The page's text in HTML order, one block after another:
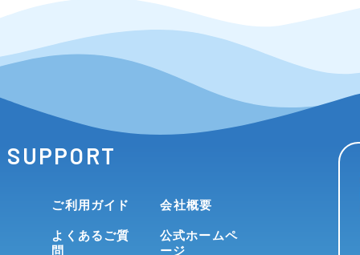
SUPPORT
ご利用ガイド
よくあるご質
問
会社概要
公式ホームペ
ージ